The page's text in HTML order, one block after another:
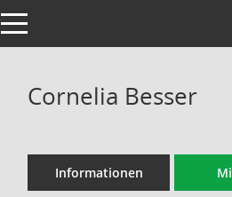
Toggle navigation
Cornelia Besser
Informationen